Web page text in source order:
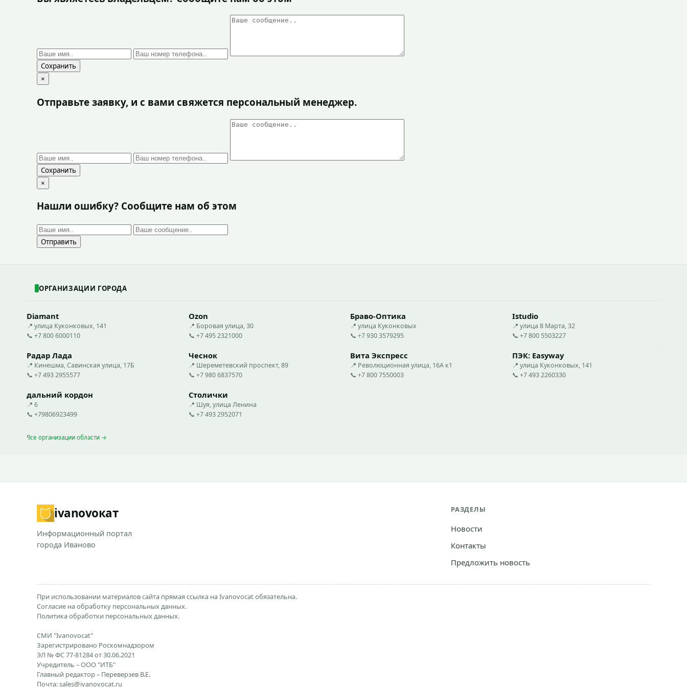
Сохранить
×
Отправьте заявку, и с вами свяжется персональный менеджер.
Сохранить
×
Нашли ошибку? Сообщите нам об этом
Отправить
ОРГАНИЗАЦИИ ГОРОДА
Diamant
📍 улица Куконковых, 141
📞 +7 800 6000110
Ozon
📍 Боровая улица, 30
📞 +7 495 2321000
Браво-Оптика
📍 улица Куконковых
📞 +7 930 3579295
Istudio
📍 улица 8 Марта, 32
📞 +7 800 5503227
Радар Лада
📍 Кинешма, Савинская улица, 17Б
📞 +7 493 2955577
Чеснок
📍 Шереметевский проспект, 89
📞 +7 980 6837570
Вита Экспресс
📍 Революционная улица, 16А к1
📞 +7 800 7550003
ПЭК: Easyway
📍 улица Куконковых, 141
📞 +7 493 2260330
дальний кордон
📍 6
📞 +79806923499
Столички
📍 Шуя, улица Ленина
📞 +7 493 2952071
Все организации области →
ivanovoкат
Информационный портал
города Иваново
РАЗДЕЛЫ
Новости
Контакты
Предложить новость
При использовании материалов сайта прямая ссылка на Ivanovocat обязательна.
Согласие на обработку персональных данных.
Политика обработки персональных данных.
СМИ "Ivanovocat"
Зарегистрировано Роскомнадзором
ЭЛ № ФС 77-81284 от 30.06.2021
Учредитель – ООО "ИТБ"
Главный редактор – Переверзев В.Е.
Почта:sales@ivanovocat.ru